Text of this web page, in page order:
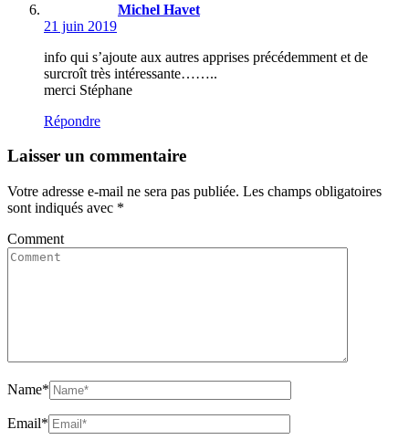
Michel Havet
21 juin 2019
info qui s’ajoute aux autres apprises précédemment et de
surcroît très intéressante……..
merci Stéphane
Répondre
Laisser un commentaire
Votre adresse e-mail ne sera pas publiée. Les champs obligatoires
sont indiqués avec *
Comment
Name*
Email*